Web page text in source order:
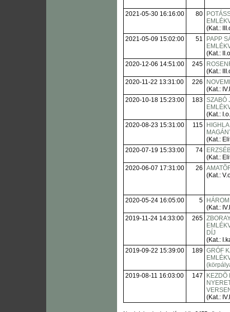
2021-05-30 16:16:00 80
(Kat.:
2021-05-09 15:02:00
51
PAPP
(Kat.:
2020-12-06 14:51:00
245
(Kat.:
2020-11-22 13:31:00
226
(Kat.:
2020-10-18 15:23:00
183 SZABÓ
(Kat.:
2020-08-23 15:31:00
115
(Kat.:
2020-07-19 15:33:00
74
(Kat.:
2020-06-07 17:31:00
26
(Kat.:
2020-05-24 16:05:00 5
(Kat.:
2019-11-24 14:33:00
265
DÍJ
(Kat.:
2019-09-22 15:39:00
189 GRÓF
2019-08-11 16:03:00
147
KEZDÕ
(Kat.: